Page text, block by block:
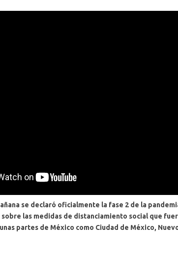
se declaró oficialmente la fase 2 de la
sobre las medidas de distanciamiento social que
partes de México como Ciudad de México,